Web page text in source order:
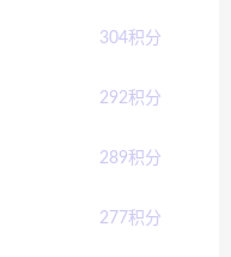
304积分
292积分
289积分
277积分